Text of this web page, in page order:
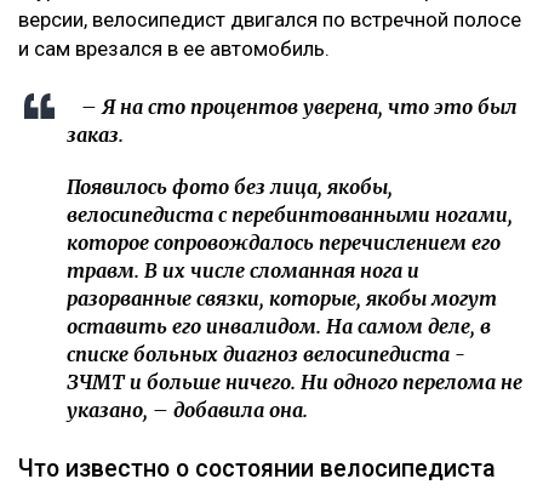
После нападения на детей возле «Атакента» полиция
задержала подозреваемого
встревожили алматинцев
«Это был заказ»
О возбуждении уголовного дела Динара Егеубаева
рассказала на своей странице в фейсбуке.
– Заявление подал велосипедист. За три дня
административное дело превратилось в
уголовное. Следователь требовал дать
подписку о неразглашении. Я отказалась.
сообщила она.